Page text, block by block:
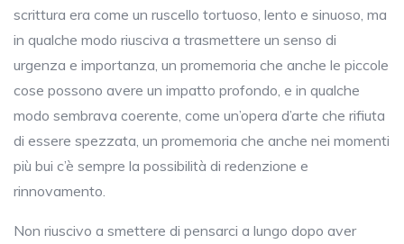
scrittura era come un ruscello tortuoso, lento e sinuoso, ma
in qualche modo riusciva a trasmettere un senso di
urgenza e importanza, un promemoria che anche le piccole
cose possono avere un impatto profondo, e in qualche
modo sembrava coerente, come un’opera d’arte che rifiuta
di essere spezzata, un promemoria che anche nei momenti
più bui c’è sempre la possibilità di redenzione e
rinnovamento.
Non riuscivo a smettere di pensarci a lungo dopo aver